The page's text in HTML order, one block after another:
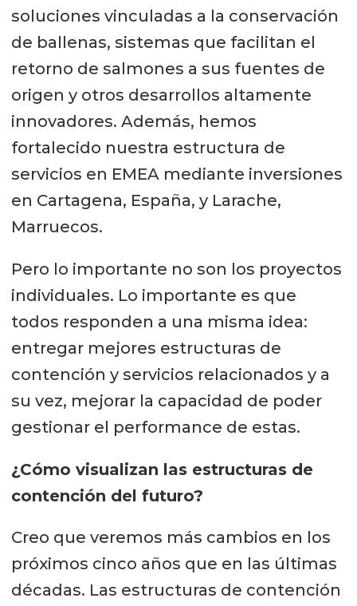
soluciones vinculadas a la conservación
de ballenas, sistemas que facilitan el
retorno de salmones a sus fuentes de
origen y otros desarrollos altamente
innovadores. Además, hemos
fortalecido nuestra estructura de
servicios en EMEA mediante inversiones
en Cartagena, España, y Larache,
Marruecos.
Pero lo importante no son los proyectos
individuales. Lo importante es que
todos responden a una misma idea:
entregar mejores estructuras de
contención y servicios relacionados y a
su vez, mejorar la capacidad de poder
gestionar el performance de estas.
¿Cómo visualizan las estructuras de
contención del futuro?
Creo que veremos más cambios en los
próximos cinco años que en las últimas
décadas. Las estructuras de contención